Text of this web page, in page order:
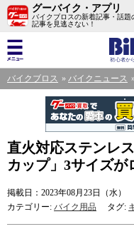
グーバイク・アプリ
バイクブロスの新着記事・話題
記事を見逃さない！
バイクブロス バイクニュース
直火対応ステンレ
カップ」3サイズが
掲載日：2023年08月23日（水）
カテゴリー: バイク用品 タグ: